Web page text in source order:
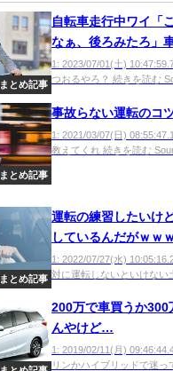
まとめ記事
自転車走行中ワイ「
なぁ、後ろみたろ」
1: 2023/07/01(土)
つおるやろ？ 続きを読む
まとめ記事
事故らない運転のコ
1: 2021/03/07(日)
教えてくれ 続きを読む
まとめ記事
運転の練習したいけ
しているんだがｗｗ
1: 2022/07/27(水)
対に運転しないといけない
200万で車買うか300
んやけど…
1: 2019/02/11(月)
リンかハイブリッドで迷